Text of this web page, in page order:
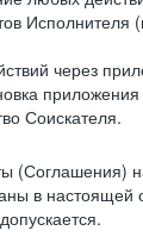
Исполнителя
через
Соискателя.
(Соглашения)
в